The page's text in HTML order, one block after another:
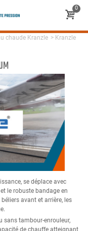
0
chaude Kranzle > Kranzle
se déplace avec
le robuste bandage en
avant et arrière, les
sans tambour-enrouleur,
de chauffe atteignant